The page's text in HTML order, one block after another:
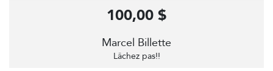
Marcel Billette
Lâchez pas!!
100,00 $